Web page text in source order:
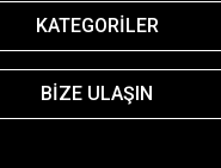
KATEGORİLER
BİZE ULAŞIN